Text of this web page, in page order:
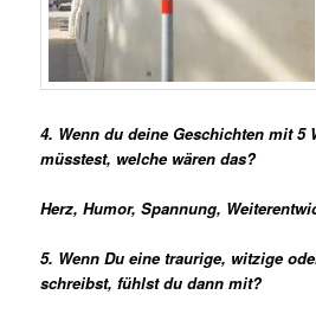
4. Wenn du deine Geschichten mit 5
müsstest, welche wären das?
Herz, Humor, Spannung,
5. Wenn Du eine traurige, witzige
schreibst, fühlst du dann mit?